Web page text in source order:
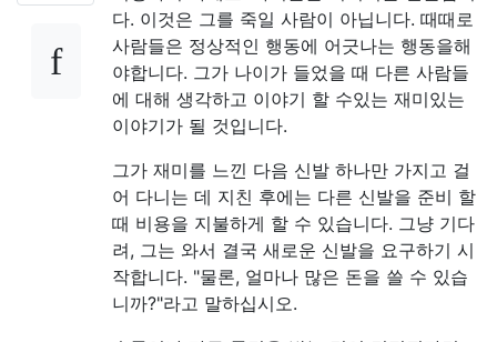
다. 이것은 그를 죽일 사람이 아닙니다. 때때로
사람들은 정상적인 행동에 어긋나는 행동을해
야합니다. 그가 나이가 들었을 때 다른 사람들
에 대해 생각하고 이야기 할 수있는 재미있는
이야기가 될 것입니다.
그가 재미를 느낀 다음 신발 하나만 가지고 걸
어 다니는 데 지친 후에는 다른 신발을 준비 할
때 비용을 지불하게 할 수 있습니다. 그냥 기다
려, 그는 와서 결국 새로운 신발을 요구하기 시
작합니다. "물론, 얼마나 많은 돈을 쓸 수 있습
니까?"라고 말하십시오.